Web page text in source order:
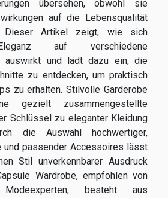
übersehen, obwohl sie
auf die Lebensqualität
Dieser Artikel zeigt, wie sich
auf verschiedene
auswirkt und lädt dazu ein, die
zu entdecken, um praktisch
zu erhalten. Stilvolle Garderobe
gezielt zusammengestellte
Schlüssel zu eleganter Kleidung
die Auswahl hochwertiger,
und passender Accessoires lässt
Stil unverkennbarer Ausdruck
Wardrobe, empfohlen von
Modeexperten, besteht aus